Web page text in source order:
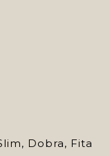
Dobra, Fita